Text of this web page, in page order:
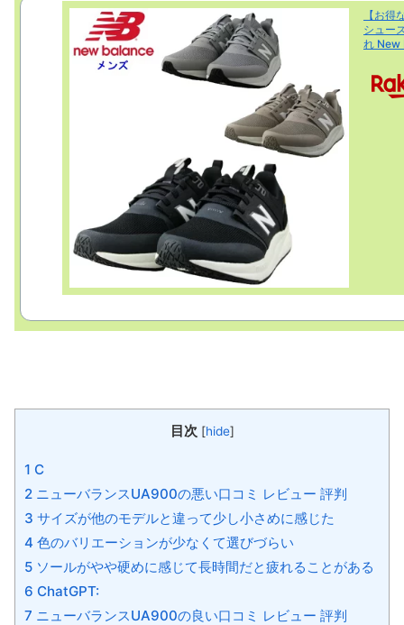
【お
シュー
れ New
目次 [hide]
1 C
2 ニューバランスUA900の悪い口コミ レビュー 評判
3 サイズが他のモデルと違って少し小さめに感じた
4 色のバリエーションが少なくて選びづらい
5 ソールがやや硬めに感じて長時間だと疲れることがある
6 ChatGPT:
7 ニューバランスUA900の良い口コミ レビュー 評判